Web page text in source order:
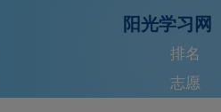
阳光学习网
排名
志愿